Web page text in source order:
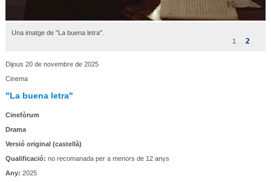
Una imatge de "La buena letra".
1
2
Dijous 20 de novembre de 2025
Cinema
"La buena letra"
Cinefòrum
Drama
Versió original (castellà)
Qualificació: no recomanada per a menors de 12 anys
Any: 2025